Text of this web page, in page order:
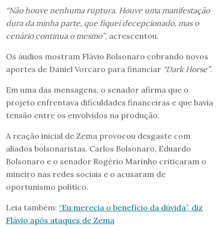
“Não houve nenhuma ruptura. Houve uma manifestação
dura da minha parte, que fiquei decepcionado, mas o
cenário continua o mesmo”, acrescentou.
Os áudios mostram Flávio Bolsonaro cobrando novos
aportes de Daniel Vorcaro para financiar “Dark Horse”.
Em uma das mensagens, o senador afirma que o
projeto enfrentava dificuldades financeiras e que havia
tensão entre os envolvidos na produção.
A reação inicial de Zema provocou desgaste com
aliados bolsonaristas. Carlos Bolsonaro, Eduardo
Bolsonaro e o senador Rogério Marinho criticaram o
mineiro nas redes sociais e o acusaram de
oportunismo político.
Leia também: “Eu merecia o benefício da dúvida”, diz
Flávio após ataques de Zema